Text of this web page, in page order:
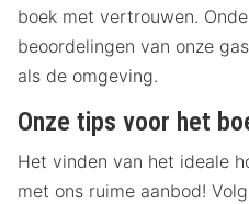
boek met vertrouwen.
beoordelingen van onze
als de omgeving.
Onze tips voor het
Het vinden van het ideale
met ons ruime aanbod!